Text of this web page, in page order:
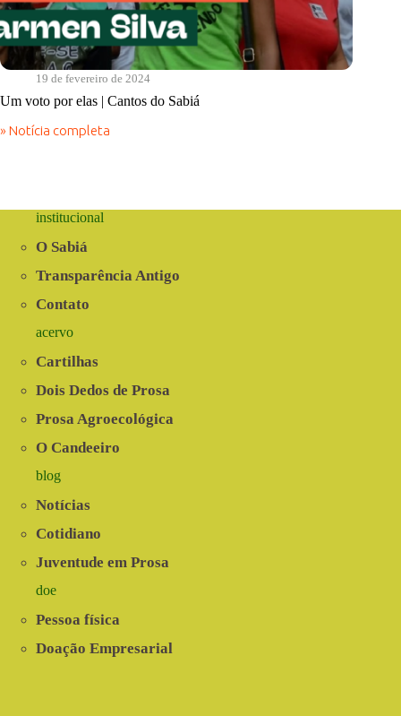
19 de fevereiro de 2024
Um voto por elas | Cantos do Sabiá
» Notícia completa
Um
Cantos
Sabiá
institucional
O Sabiá
Transparência Antigo
Contato
acervo
Cartilhas
Dois Dedos de Prosa
Prosa Agroecológica
O Candeeiro
blog
Notícias
Cotidiano
Juventude em Prosa
doe
Pessoa física
Doação Empresarial